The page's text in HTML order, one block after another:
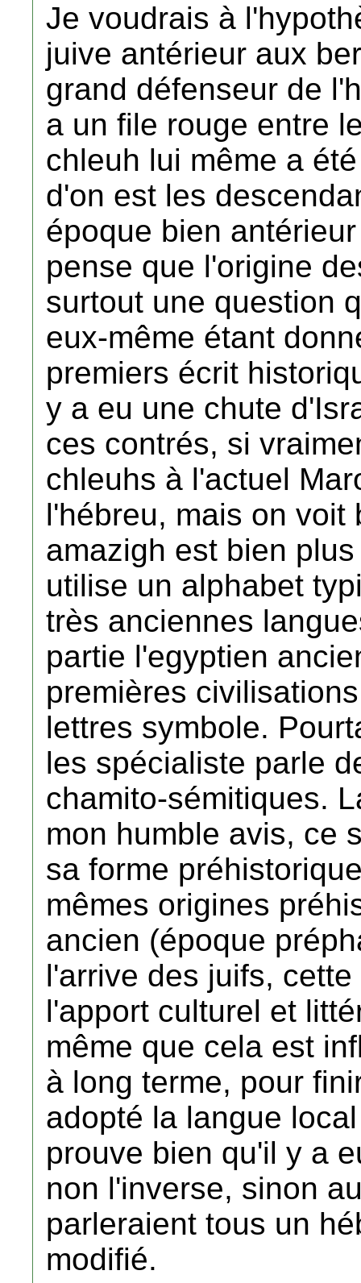
Je voudrais à
juive antérieur aux
grand défenseur de
a un file rouge entre
chleuh lui même a
d'on est les
époque bien
pense que l'origine
surtout une question
eux-même étant
premiers écrit
y a eu une chute
ces contrés, si
chleuhs à l'actuel
l'hébreu, mais on voit
amazigh est bien
utilise un alphabet
très anciennes
partie l'egyptien
premières
lettres symbole.
les spécialiste parle
chamito-sémitiques.
mon humble avis, ce
sa forme
mêmes origines
ancien (époque
l'arrive des juifs,
l'apport culturel et
même que cela est
à long terme, pour
adopté la langue
prouve bien qu'il y a
non l'inverse, sinon
parleraient tous un
modifié.